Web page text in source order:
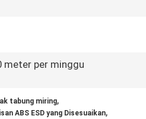
meter per minggu
tabung miring,
ABS ESD yang Disesuaikan,